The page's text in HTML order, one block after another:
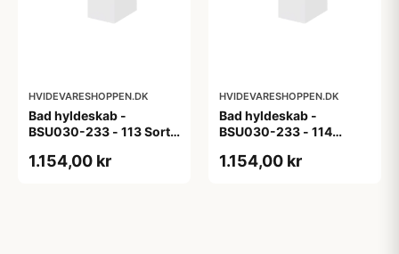
HVIDEVARESHOPPEN.DK
Bad hyldeskab -
BSU030-233 - 113 Sort
1.154,00 kr
HVIDEVARESHOPPEN.DK
Bad hyldeskab -
BSU030-233 - 114
m/eg ABS-kant
1.154,00 kr